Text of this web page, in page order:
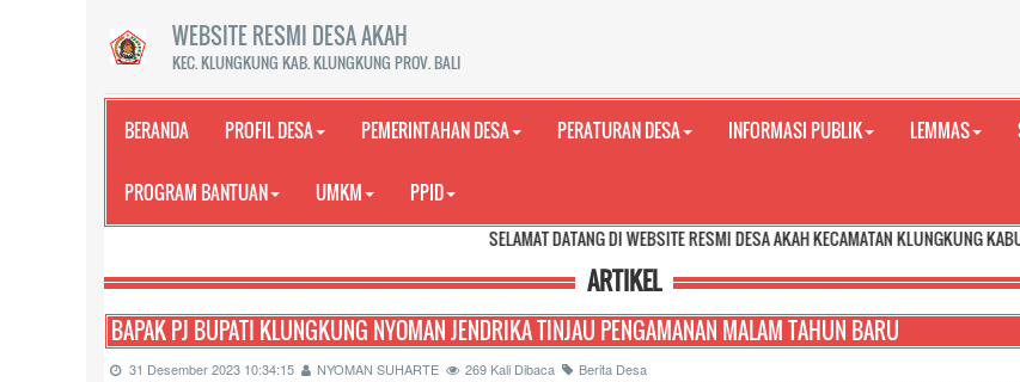
WEBSITE RESMI DESA AKAH
KEC. KLUNGKUNG KAB. KLUNGKUNG PROV. BALI
BERANDA PROFIL DESA PEMERINTAHAN DESA PERATURAN DESA INFORMASI PUBLIK LEMMAS
PROGRAM BANTUAN UMKM PPID
SELAMAT DATANG DI WEBSITE RESMI DESA AKAH KECAMATAN KLUNGKUNG KABUPATEN
ARTIKEL
BAPAK PJ BUPATI KLUNGKUNG NYOMAN JENDRIKA TINJAU PENGAMANAN MALAM TAHUN BARU
31 Desember 2023 10:34:15 NYOMAN SUHARTE 269 Kali Dibaca Berita Desa